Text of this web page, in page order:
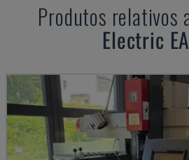
Produtos relativos
Electric